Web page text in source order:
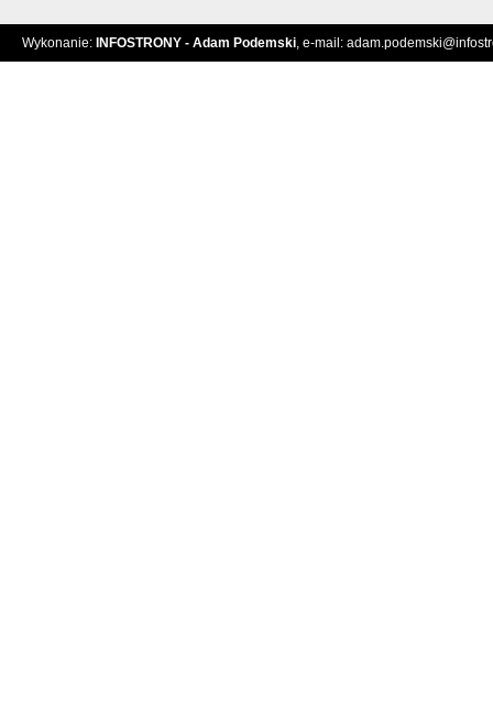
Wykonanie: INFOSTRONY - Adam Podemski, e-mail: